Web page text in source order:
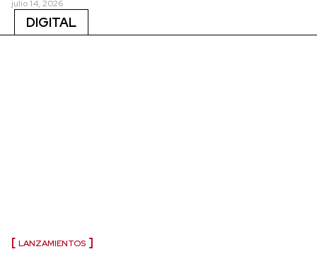
julio 14, 2026
DIGITAL
LANZAMIENTOS